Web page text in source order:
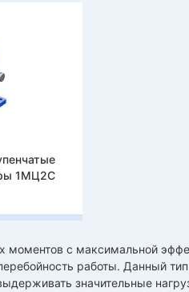
1МЦ2С
с максимальной
работы. Данный тип
значительные